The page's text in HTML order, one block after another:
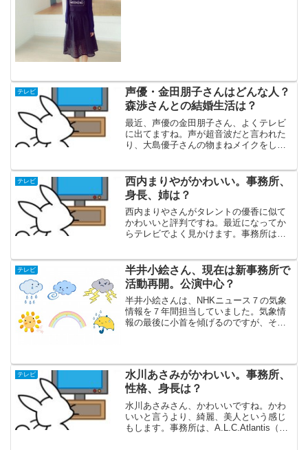
テレビ
声優・金田朋子さんはどんな人？
森渉さんとの結婚生活は？
最近、声優の金田朋子さん、よくテレビ
に出てますね。声が超音波だと言われた
り、大島優子さんの物まねメイクをした
り、去年１１月の森渉さんとの結婚です
ね。驚きの10才差婚です。
テレビ
西内まりやがかわいい。事務所、
身長、姉は？
西内まりやさんがタレントの優香に似て
かわいいと評判ですね。最近になってか
らテレビでよく見かけます。事務所は、
す。姉は、タレントの西内ひろさんで
す。
テレビ
半井小絵さん、現在は新事務所で
活動再開。公演中心？
半井小絵さんは、NHKニュース７の気象
情報を７年間担当していました。気象情
報の最後に小首を傾げるのですが、それ
テレビ
水川あさみがかわいい。事務所、
性格、身長は？
水川あさみさん、かわいいですね。かわ
いいと言うより、綺麗、美人という感じ
もします。事務所は、A.L.C.Atlantis（エ